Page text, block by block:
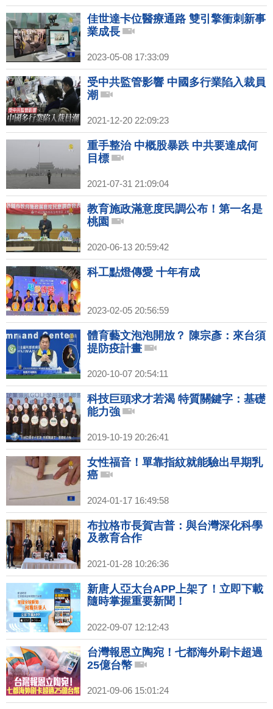
佳世達卡位醫療通路 雙引擎衝刺新事
業成長
2023-05-08 17:33:09
受中共監管影響 中國多行業陷入裁員
潮
2021-12-20 22:09:23
重手整治 中概股暴跌 中共要達成何
目標
2021-07-31 21:09:04
教育施政滿意度民調公布！第一名是
桃園
2020-06-13 20:59:42
科工點燈傳愛 十年有成
2023-02-05 20:56:59
體育藝文泡泡開放？ 陳宗彥：來台須
提防疫計畫
2020-10-07 20:54:11
科技巨頭求才若渴 特質關鍵字：基礎
能力強
2019-10-19 20:26:41
女性福音！單靠指紋就能驗出早期乳
癌
2024-01-17 16:49:58
布拉格市長賀吉普：與台灣深化科學
及教育合作
2021-01-28 10:26:36
新唐人亞太台APP上架了！立即下載
隨時掌握重要新聞！
2022-09-07 12:12:43
台灣報恩立陶宛！七都海外刷卡超過
25億台幣
2021-09-06 15:01:24